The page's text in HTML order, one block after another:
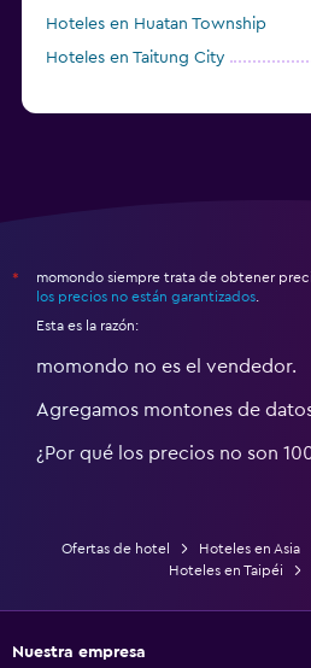
Hoteles en Huatan Township
Hoteles en Taitung City
*
momondo siempre trata de obtener
los precios no están garantizados
Esta es la razón:
momondo no es el vendedor.
Agregamos montones de
¿Por qué los precios no son
Ofertas de hotel Hoteles en Asia
Hoteles en Taipéi
Nuestra empresa